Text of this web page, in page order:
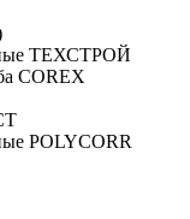
ТЕХСТРОЙ
COREX
POLYCORR